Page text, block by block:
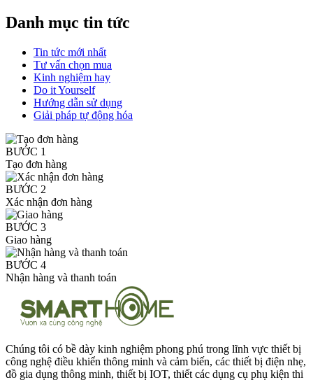
Danh mục tin tức
Tin tức mới nhất
Tư vấn chọn mua
Kinh nghiệm hay
Do it Yourself
Hướng dẫn sử dụng
Giải pháp tự động hóa
BƯỚC 1
Tạo đơn hàng
BƯỚC 2
Xác nhận đơn hàng
BƯỚC 3
Giao hàng
BƯỚC 4
Nhận hàng và thanh toán
Chúng tôi có bề dày kinh nghiệm phong phú trong lĩnh vực thiết bị
công nghệ điều khiển thông minh và cảm biến, các thiết bị điện nhẹ,
đồ gia dụng thông minh, thiết bị IOT, thiết các dụng cụ phụ kiện thi